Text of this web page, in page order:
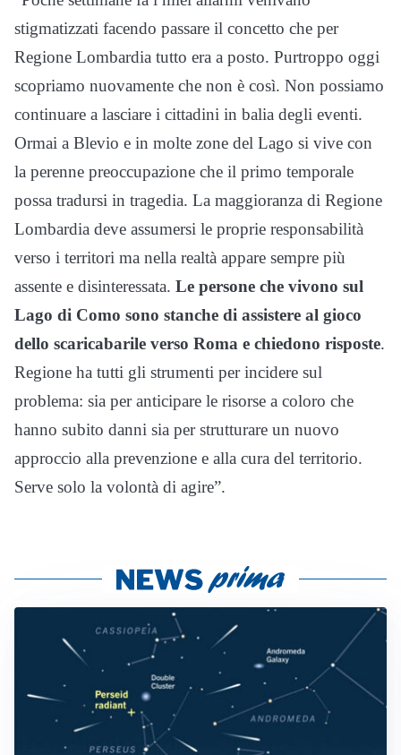
stigmatizzati facendo passare il concetto che per
Regione Lombardia tutto era a posto. Purtroppo oggi
scopriamo nuovamente che non è così. Non possiamo
continuare a lasciare i cittadini in balia degli eventi.
Ormai a Blevio e in molte zone del Lago si vive con
la perenne preoccupazione che il primo temporale
possa tradursi in tragedia. La maggioranza di Regione
Lombardia deve assumersi le proprie responsabilità
verso i territori ma nella realtà appare sempre più
assente e disinteressata. Le persone che vivono sul
Lago di Como sono stanche di assistere al gioco
dello scaricabarile verso Roma e chiedono risposte.
Regione ha tutti gli strumenti per incidere sul
problema: sia per anticipare le risorse a coloro che
hanno subito danni sia per strutturare un nuovo
approccio alla prevenzione e alla cura del territorio.
Serve solo la volontà di agire”.